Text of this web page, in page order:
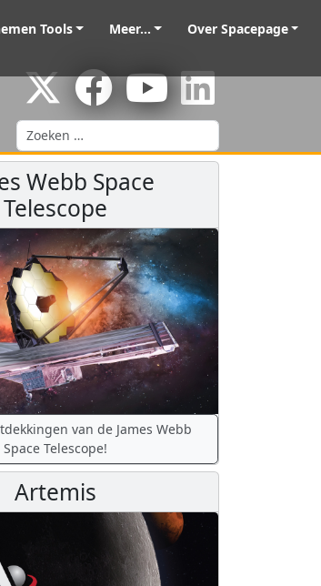
Tools Meer... Over Spacepage
Zoeken
Webb Space
Telescope
van de James Webb
Space Telescope!
Artemis